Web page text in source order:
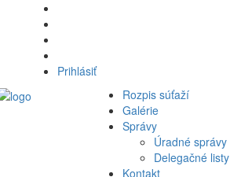
Prihlásiť
Rozpis súťaží
Galérie
Správy
Úradné správy
Delegačné listy
Kontakt